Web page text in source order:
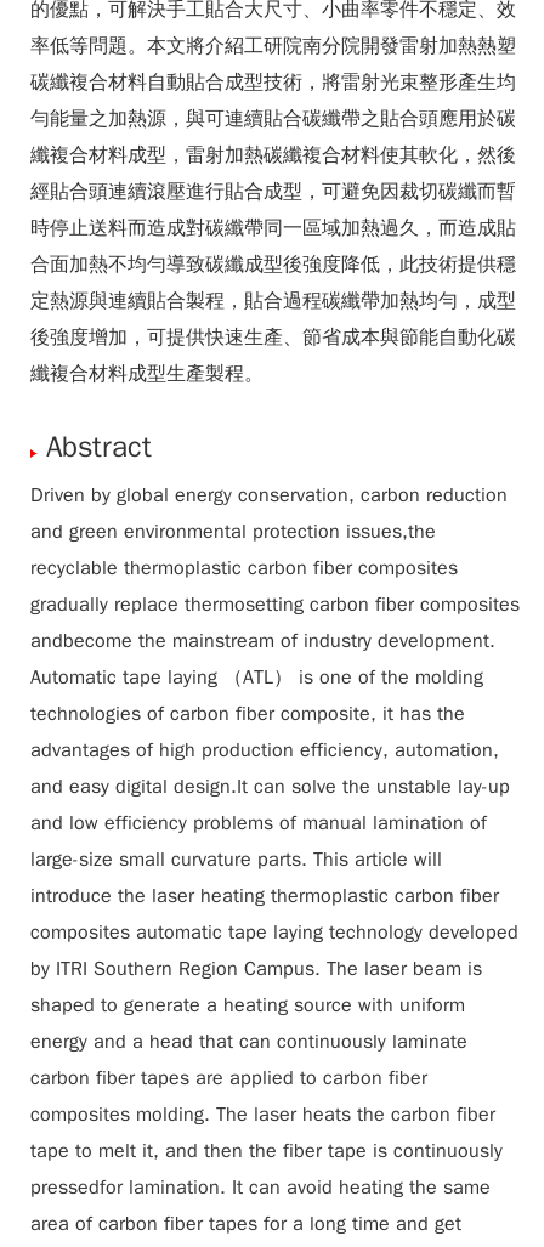
的優點，可解決手工貼合大尺寸、小曲率零件不穩定、效
率低等問題。本文將介紹工研院南分院開發雷射加熱熱塑
碳纖複合材料自動貼合成型技術，將雷射光束整形產生均
勻能量之加熱源，與可連續貼合碳纖帶之貼合頭應用於碳
纖複合材料成型，雷射加熱碳纖複合材料使其軟化，然後
經貼合頭連續滾壓進行貼合成型，可避免因裁切碳纖而暫
時停止送料而造成對碳纖帶同一區域加熱過久，而造成貼
合面加熱不均勻導致碳纖成型後強度降低，此技術提供穩
定熱源與連續貼合製程，貼合過程碳纖帶加熱均勻，成型
後強度增加，可提供快速生產、節省成本與節能自動化碳
纖複合材料成型生產製程。
Abstract
Driven by global energy conservation, carbon reduction
and green environmental protection issues,the
recyclable thermoplastic carbon fiber composites
gradually replace thermosetting carbon fiber composites
andbecome the mainstream of industry development.
Automatic tape laying （ATL） is one of the molding
technologies of carbon fiber composite, it has the
advantages of high production efficiency, automation,
and easy digital design.It can solve the unstable lay-up
and low efficiency problems of manual lamination of
large-size small curvature parts. This article will
introduce the laser heating thermoplastic carbon fiber
composites automatic tape laying technology developed
by ITRI Southern Region Campus. The laser beam is
shaped to generate a heating source with uniform
energy and a head that can continuously laminate
carbon fiber tapes are applied to carbon fiber
composites molding. The laser heats the carbon fiber
tape to melt it, and then the fiber tape is continuously
pressedfor lamination. It can avoid heating the same
area of carbon fiber tapes for a long time and get